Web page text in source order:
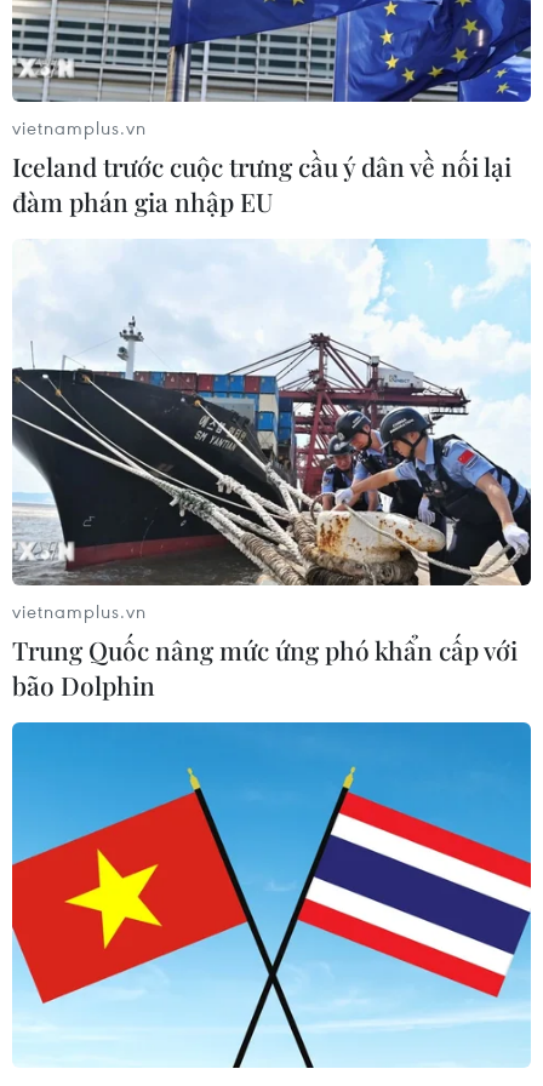
3 tuyến cáp quang biển gặp sự cố ảnh
hưởng đến Internet Việt Nam
24/12/2019 01:53
Cả ba tuyến cáp quang biển AAG, IA và AAE-1 đều
đang gặp sự cố gây ảnh hưởng không nhỏ đến tốc độ
truy cập internet của người dùng tại Việt Nam.
Nhà mạng nỗ lực đảm bảo Internet sau sự
cố 3 tuyến cáp quang biển
vietnamplus.vn
Iceland trước cuộc trưng cầu ý dân về nối lại
đàm phán gia nhập EU
vietnamplus.vn
Trung Quốc nâng mức ứng phó khẩn cấp với
bão Dolphin